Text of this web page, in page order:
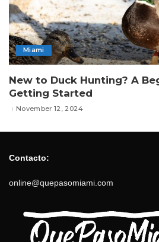
Miami
New to Duck Hunting? A
Getting Started
November 12, 2024
Contacto:
online@quepasomiami.com